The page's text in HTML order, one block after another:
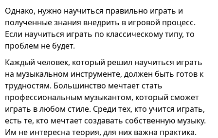
Однако, нужно научиться правильно играть и
полученные знания внедрить в игровой процесс.
Если научиться играть по классическому типу, то
проблем не будет.
Каждый человек, который решил научиться играть
на музыкальном инструменте, должен быть готов к
трудностям. Большинство мечтает стать
профессиональным музыкантом, который сможет
играть в любом стиле. Среди тех, кто учится играть,
есть те, кто мечтает создавать собственную музыку.
Им не интересна теория, для них важна практика.